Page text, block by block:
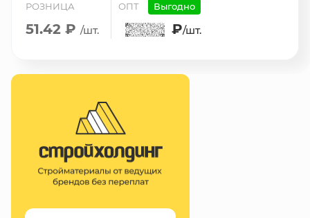
РОЗНИЦА
51.42 ₽ /шт.
ОПТ Выгодно
₽/шт.